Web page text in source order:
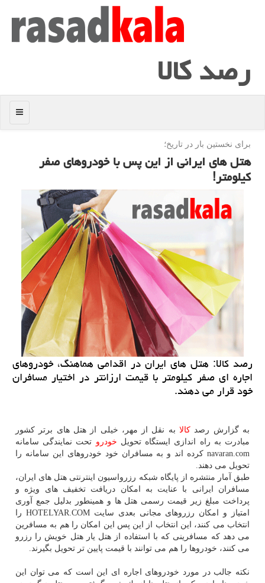
رصد كالا
منو
برای نخستین بار در تاریخ؛
هتل های ایرانی از این پس با خودروهای صفر
كیلومتر!
رصد كالا: هتل های ایران در اقدامی هماهنگ، خودروهای
اجاره ای صفر كیلومتر با قیمت ارزانتر در اختیار مسافران
خود قرار می دهند.
به گزارش رصد كالابه نقل از مهر، خیلی از هتل های برتر كشور
مبادرت به راه اندازی ایستگاه تحویل خودرو تحت نمایندگی سامانه
navaran.com كرده اند و به مسافران خود خودروهای این سامانه را
تحویل می دهند.
طبق آمار منتشره از پایگاه شبكه رزرواسیون اینترنتی هتل های ایران،
مسافران ایرانی با عنایت به امكان دریافت تخفیف های ویژه و
پرداخت مبلغ زیر قیمت رسمی هتل ها و همینطور بدلیل جمع آوری
امتیاز و امكان رزروهای مجانی بعدی سایت HOTELYAR.COM را
انتخاب می كنند، این انتخاب از این پس این امكان را هم به مسافرین
می دهد كه مسافرینی كه با استفاده از هتل یار هتل خویش را رزرو
می كنند، خودروها را هم می توانند با قیمت پایین تر تحویل بگیرند.
نكته جالب در مورد خودروهای اجاره ای این است كه می توان این